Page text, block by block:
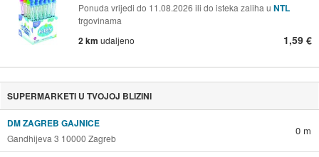
Ponuda vrijedi do 11.08.2026 ili do isteka zaliha u NTL
trgovinama
2 km udaljeno 1,59 €
SUPERMARKETI U TVOJOJ BLIZINI
DM ZAGREB GAJNICE
Gandhijeva 3 10000 Zagreb
0 m